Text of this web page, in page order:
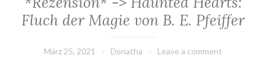
Fluch der Magie von B. E. Pfeiffer
März 25, 2021 Donatha Leave a comment